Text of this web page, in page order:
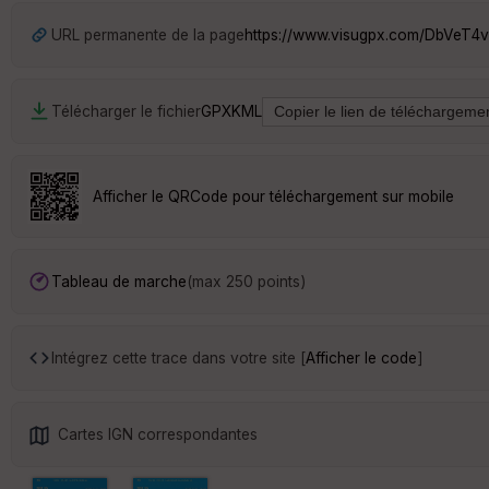
URL permanente de la pagehttps://www.visugpx.com/
Télécharger le fichierGPXKML
Afficher le QRCode pour téléchargement sur mobile
Tableau de marche(max 250 points)
Intégrez cette trace dans votre site [Afficher le code]
Cartes IGN correspondantes